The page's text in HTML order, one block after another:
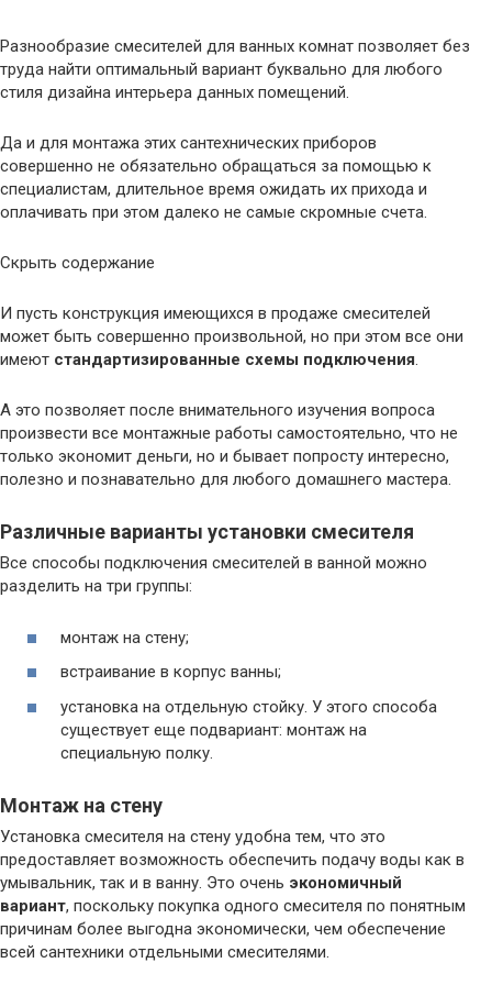
Разнообразие смесителей для ванных комнат позволяет без
труда найти оптимальный вариант буквально для любого
стиля дизайна интерьера данных помещений.
Да и для монтажа этих сантехнических приборов
совершенно не обязательно обращаться за помощью к
специалистам, длительное время ожидать их прихода и
оплачивать при этом далеко не самые скромные счета.
Скрыть содержание
И пусть конструкция имеющихся в продаже смесителей
может быть совершенно произвольной, но при этом все они
имеют стандартизированные схемы подключения.
А это позволяет после внимательного изучения вопроса
произвести все монтажные работы самостоятельно, что не
только экономит деньги, но и бывает попросту интересно,
полезно и познавательно для любого домашнего мастера.
Различные варианты установки смесителя
Все способы подключения смесителей в ванной можно
разделить на три группы:
монтаж на стену;
встраивание в корпус ванны;
установка на отдельную стойку. У этого способа
существует еще подвариант: монтаж на
специальную полку.
Монтаж на стену
Установка смесителя на стену удобна тем, что это
предоставляет возможность обеспечить подачу воды как в
умывальник, так и в ванну. Это очень экономичный
вариант, поскольку покупка одного смесителя по понятным
причинам более выгодна экономически, чем обеспечение
всей сантехники отдельными смесителями.